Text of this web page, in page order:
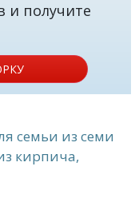
и получите
семьи из семи
кирпича,